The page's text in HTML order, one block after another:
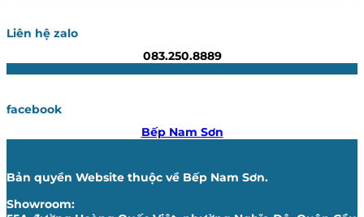
Liên hệ zalo
083.250.8889
facebook
Bếp Nam Sơn
Bản quyền Website thuộc về Bếp Nam Sơn.
Showroom: